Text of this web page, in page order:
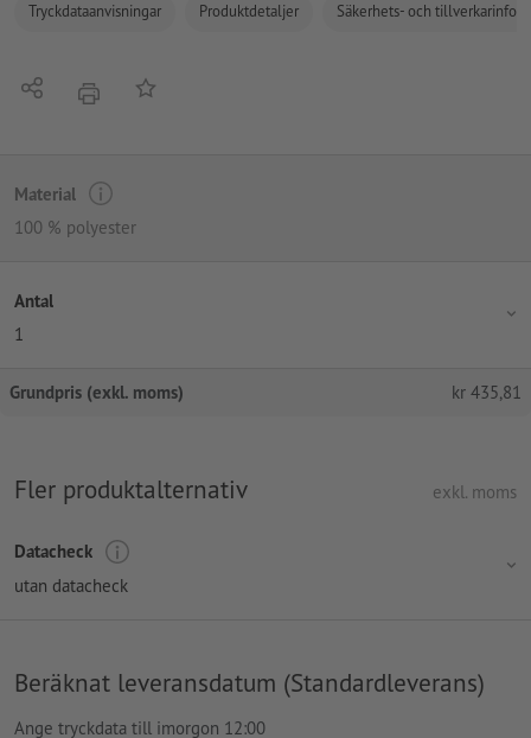
Tryckdataanvisningar Produktdetaljer Säkerhets- och
Dela erbjudandePå anteckningslistan
Material
100 % polyester
Antal
1
Grundpris (exkl. moms) kr 435,81
Fler produktalternativ exkl. moms
Datacheck
utan datacheck
Beräknat leveransdatum (Standardleverans)
Ange tryckdata till imorgon 12:00